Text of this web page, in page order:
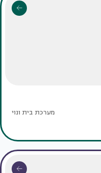
מערכת בית ונוי